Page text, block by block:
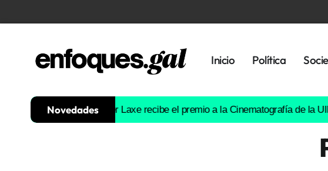
Inicio Política
Novedades
las críticasÓliver Laxe recibe el premio a la Cinematografía de la UIMP Una